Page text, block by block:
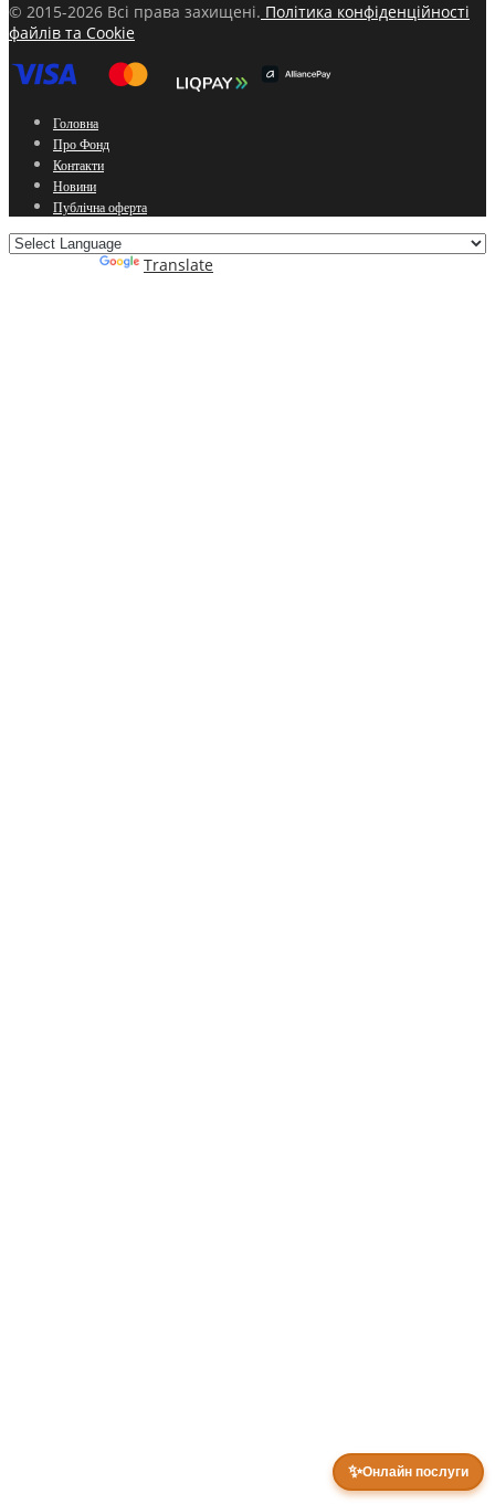
✨Онлайн послуги
© 2015-2026 Всі права захищені. Політика конфіденційності
файлів та Cookie
Головна
Про Фонд
Контакти
Новини
Публічна оферта
Translate